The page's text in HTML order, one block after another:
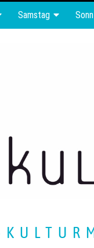
Samstag